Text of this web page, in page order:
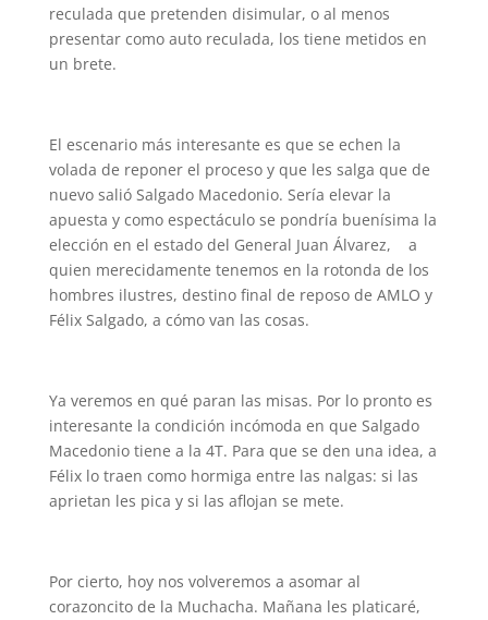
reculada que pretenden disimular, o al menos
presentar como auto reculada, los tiene metidos en
un brete.
El escenario más interesante es que se echen la
volada de reponer el proceso y que les salga que de
nuevo salió Salgado Macedonio. Sería elevar la
apuesta y como espectáculo se pondría buenísima la
elección en el estado del General Juan Álvarez, a
quien merecidamente tenemos en la rotonda de los
hombres ilustres, destino final de reposo de AMLO y
Félix Salgado, a cómo van las cosas.
Ya veremos en qué paran las misas. Por lo pronto es
interesante la condición incómoda en que Salgado
Macedonio tiene a la 4T. Para que se den una idea, a
Félix lo traen como hormiga entre las nalgas: si las
aprietan les pica y si las aflojan se mete.
Por cierto, hoy nos volveremos a asomar al
corazoncito de la Muchacha. Mañana les platicaré,